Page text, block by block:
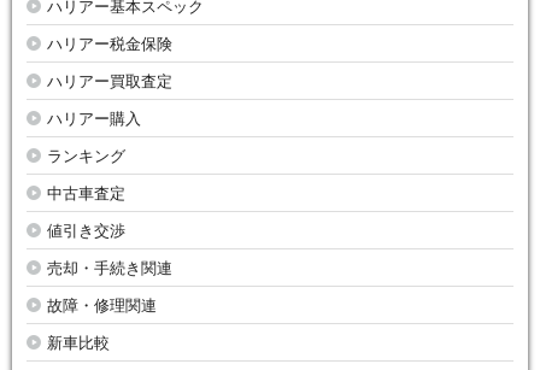
ハリアー基本スペック
ハリアー税金保険
ハリアー買取査定
ハリアー購入
ランキング
中古車査定
値引き交渉
売却・手続き関連
故障・修理関連
新車比較